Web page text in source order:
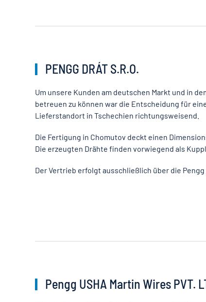
PENGG DRÁT S.R.O.
Um unsere Kunden am deutschen Markt und in
betreuen zu können war die Entscheidung für
Lieferstandort in Tschechien richtungsweisend.
Die Fertigung in Chomutov deckt einen
Die erzeugten Drähte finden vorwiegend als
Der Vertrieb erfolgt ausschließlich über die Pengg
Pengg USHA Martin Wires PVT.